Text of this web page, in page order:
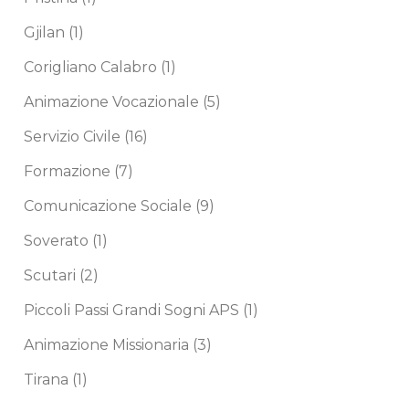
Gjilan (1)
Corigliano Calabro (1)
Animazione Vocazionale (5)
Servizio Civile (16)
Formazione (7)
Comunicazione Sociale (9)
Soverato (1)
Scutari (2)
Piccoli Passi Grandi Sogni APS (1)
Animazione Missionaria (3)
Tirana (1)